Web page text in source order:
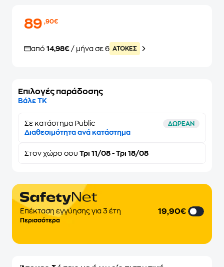
89,90€
από 14,98€ / μήνα σε 6 ATOKEΣ
Επιλογές παράδοσης
Βάλε ΤΚ
Σε κατάστημα Public ΔΩΡΕΑΝ
Διαθεσιμότητα ανά κατάστημα
Στον χώρο σου Τρι 11/08 - Τρι 18/08
Επέκταση εγγύησης για 3 έτη
Περισσότερα
19,90€